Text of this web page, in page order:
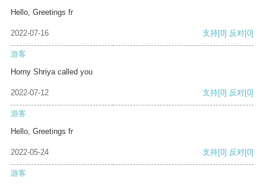
Hello, Greetings fr
2022-07-16 支持[0] 反对[0]
游客
Horny Shriya called you
2022-07-12 支持[0] 反对[0]
游客
Hello, Greetings fr
2022-05-24 支持[0] 反对[0]
游客